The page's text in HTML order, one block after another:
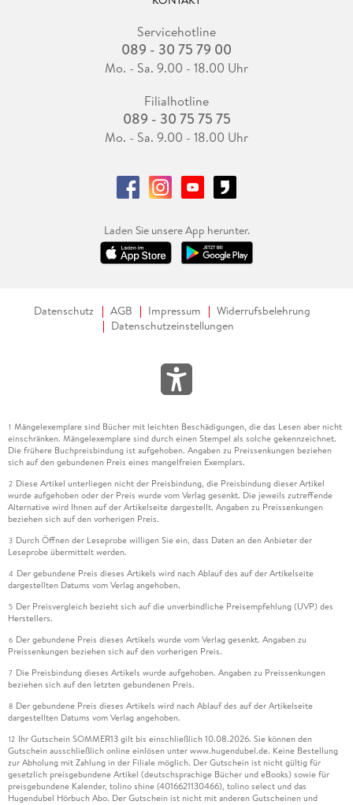
Servicehotline
089 - 30 75 79 00
Mo. - Sa. 9.00 - 18.00 Uhr
Filialhotline
089 - 30 75 75 75
Mo. - Sa. 9.00 - 18.00 Uhr
Laden Sie unsere App herunter.
Datenschutz AGB Impressum
Widerrufsbelehrung
Datenschutzeinstellungen
1 Mängelexemplare sind Bücher mit leichten Beschädigungen, die das Lesen aber nicht
einschränken. Mängelexemplare sind durch einen Stempel als solche gekennzeichnet.
Die frühere Buchpreisbindung ist aufgehoben. Angaben zu Preissenkungen beziehen
sich auf den gebundenen Preis eines mangelfreien Exemplars.
2 Diese Artikel unterliegen nicht der Preisbindung, die Preisbindung dieser Artikel
wurde aufgehoben oder der Preis wurde vom Verlag gesenkt. Die jeweils zutreffende
Alternative wird Ihnen auf der Artikelseite dargestellt. Angaben zu Preissenkungen
beziehen sich auf den vorherigen Preis.
3 Durch Öffnen der Leseprobe willigen Sie ein, dass Daten an den Anbieter der
Leseprobe übermittelt werden.
4 Der gebundene Preis dieses Artikels wird nach Ablauf des auf der Artikelseite
dargestellten Datums vom Verlag angehoben.
5 Der Preisvergleich bezieht sich auf die unverbindliche Preisempfehlung (UVP) des
Herstellers.
6 Der gebundene Preis dieses Artikels wurde vom Verlag gesenkt. Angaben zu
Preissenkungen beziehen sich auf den vorherigen Preis.
7 Die Preisbindung dieses Artikels wurde aufgehoben. Angaben zu Preissenkungen
beziehen sich auf den letzten gebundenen Preis.
8 Der gebundene Preis dieses Artikels wird nach Ablauf des auf der Artikelseite
dargestellten Datums vom Verlag angehoben.
12 Ihr Gutschein SOMMER13 gilt bis einschließlich 10.08.2026. Sie können den
Gutschein ausschließlich online einlösen unter www.hugendubel.de. Keine Bestellung
zur Abholung mit Zahlung in der Filiale möglich. Der Gutschein ist nicht gültig für
gesetzlich preisgebundene Artikel (deutschsprachige Bücher und eBooks) sowie für
preisgebundene Kalender, tolino shine (4016621130466), tolino select und das
Hugendubel Hörbuch Abo. Der Gutschein ist nicht mit anderen Gutscheinen und